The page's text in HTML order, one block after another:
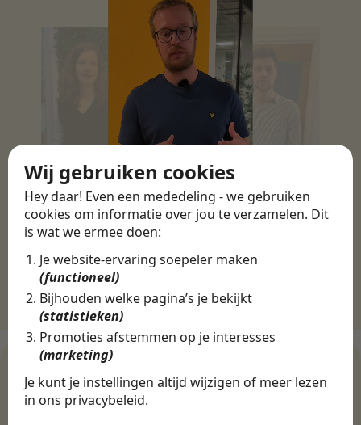
Wij gebruiken cookies
Hey daar! Even een mededeling - we gebruiken
cookies om informatie over jou te verzamelen. Dit
is wat we ermee doen:
Je website-ervaring soepeler maken
(functioneel)
Bijhouden welke pagina’s je bekijkt
(statistieken)
Promoties afstemmen op je interesses
(marketing)
Je kunt je instellingen altijd wijzigen of meer lezen
in ons privacybeleid.
WERKGEVERS